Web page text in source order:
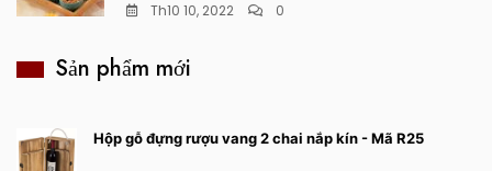
Th10 10, 2022 0
Sản phẩm mới
Hộp gỗ đựng rượu vang 2 chai nắp kín - Mã R25